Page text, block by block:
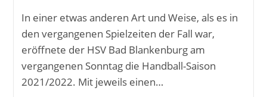
In einer etwas anderen Art und Weise, als es in
den vergangenen Spielzeiten der Fall war,
eröffnete der HSV Bad Blankenburg am
vergangenen Sonntag die Handball-Saison
2021/2022. Mit jeweils einen…